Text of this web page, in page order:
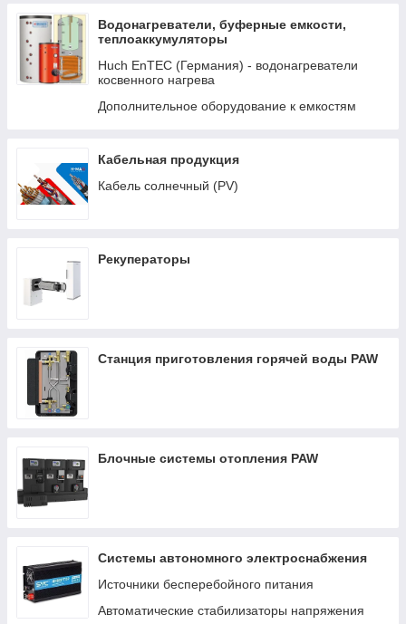
Водонагреватели, буферные емкости,
теплоаккумуляторы
Huch EnTEC (Германия) - водонагреватели
косвенного нагрева
Дополнительное оборудование к емкостям
Кабельная продукция
Кабель солнечный (PV)
Рекуператоры
Станция приготовления горячей воды PAW
Блочные системы отопления PAW
Системы автономного электроснабжения
Источники бесперебойного питания
Автоматические стабилизаторы напряжения